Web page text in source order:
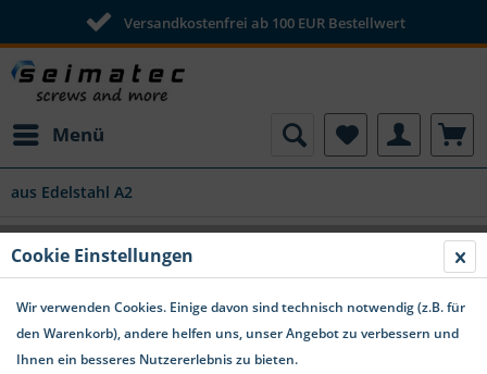
Versandkostenfrei ab 100 EUR Bestellwert
Menü
aus Edelstahl A2
Unterlegscheiben Beilagscheiben A2 DIN
433
Cookie Einstellungen
Wir verwenden Cookies. Einige davon sind technisch notwendig (z.B. für
den Warenkorb), andere helfen uns, unser Angebot zu verbessern und
Ihnen ein besseres Nutzererlebnis zu bieten.